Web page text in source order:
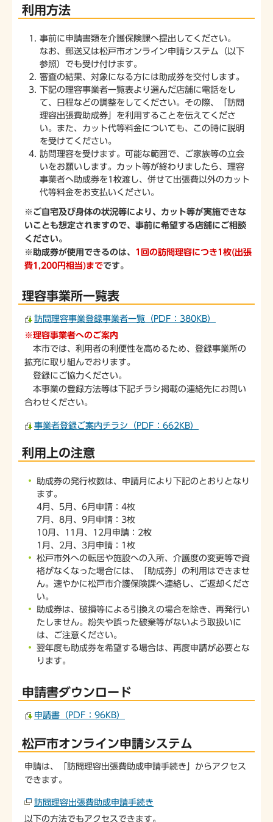
利用方法
事前に申請書類を介護保険課へ提出してください。
なお、郵送又は松戸市オンライン申請システム（以下
参照）でも受け付けます。
審査の結果、対象になる方には助成券を交付します。
下記の理容事業者一覧表より選んだ店舗に電話をし
て、日程などの調整をしてください。その際、「訪問
理容出張費助成券」を利用することを伝えてくださ
い。また、カット代等料金についても、この時に説明
を受けてください。
訪問理容を受けます。可能な範囲で、ご家族等の立会
いをお願いします。カット等が終わりましたら、理容
事業者へ助成券を1枚渡し、併せて出張費以外のカット
代等料金をお支払いください。
※ご自宅及び身体の状況等により、カット等が実施できな
いことも想定されますので、事前に希望する店舗にご相談
ください。
※ 助成券が使用できるのは、 1回の訪問理容につき1枚(出張
費1,200円相当)までです。
理容事業所一覧表
訪問理容事業登録事業者一覧（PDF：380KB）
※理容事業者へのご案内
本市では、利用者の利便性を高めるため、登録事業所の
拡充に取り組んでおります。
登録にご協力ください。
本事業の登録方法等は下記チラシ掲載の連絡先にお問い
合わせください。
事業者登録ご案内チラシ（PDF：662KB）
利用上の注意
助成券の発行枚数は、申請月により下記のとおりとなり
ます。
4月、5月、6月申請：4枚
7月、8月、9月申請：3枚
10月、11月、12月申請：2枚
1月、2月、3月申請：1枚
松戸市外への転居や施設への入所、介護度の変更等で資
格がなくなった場合には、「助成券」の利用はできませ
ん。速やかに松戸市介護保険課へ連絡し、ご返却くださ
い。
助成券は、破損等による引換えの場合を除き、再発行い
たしません。紛失や誤った破棄等がないよう取扱いに
は、ご注意ください。
翌年度も助成券を希望する場合は、再度申請が必要とな
ります。
申請書ダウンロード
申請書（PDF：96KB）
松戸市オンライン申請システム
申請は、「訪問理容出張費助成申請手続き」からアクセス
できます。
訪問理容出張費助成申請手続き
以下の方法でもアクセスできます。